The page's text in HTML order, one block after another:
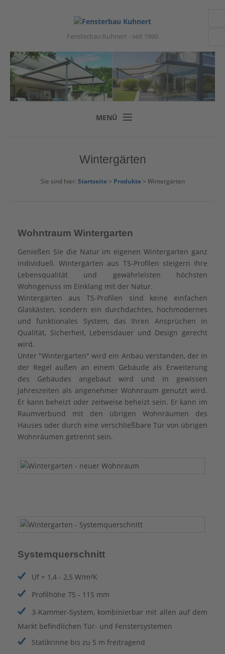
Fensterbau Kuhnert - seit 1990
MENÜ
Produkte
Referenzen
Wintergärten
Sie sind hier: Startseite> Produkte> Wintergärten
Wohntraum Wintergarten
Genießen Sie die Natur im eigenen Wintergarten ganz
individuell. Wintergärten aus TS-Profilen steigern Ihre
Lebensqualität und gewährleisten höchsten
Wohngenuss im Einklang mit der Natur.
Wintergärten aus TS-Profilen sind keine einfachen
Glaskästen, sondern ein durchdachtes, hochmodernes
und funktionales System, das Ihren Ansprüchen in
Qualität, Sicherheit, Lebensdauer und Design gerecht
wird.
Unter "Wintergarten" wird ein Anbau verstanden, der in
der Regel außen an einem Gebäude als Erweiterung
des Gebäudes angebaut wird und in gewissen
Jahreszeiten als angenehmer Wohnraum genutzt wird.
Er kann beheizt oder zeitweise beheizt sein. Er kann im
Raumverbund mit den übrigen Wohnräumen des
Hauses oder durch eine verschließbare Tür von übrigen
Wohnräumen getrennt sein.
Systemquerschnitt
Uf = 1,4 - 2,5 W/m²K
Profilhöhe 75 - 115 mm
3-Kammer-System, kombinierbar mit allen auf dem
Markt befindlichen Tür- und Fenstersystemen
Statikrinne bis zu 5 m freitragend